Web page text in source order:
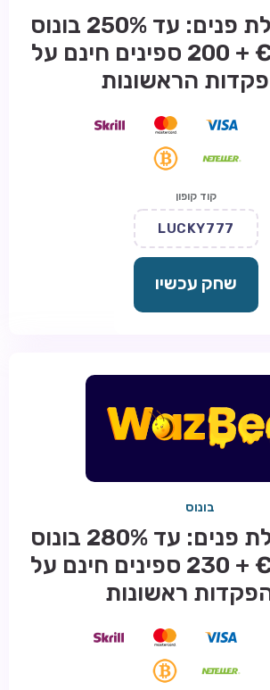
חבילת קבלת פנים: עד 250% בונוס
עד €2,000 + 200 ספינים חינם על
הראשונות
קוד קופון
LUCKY777
שחק עכשיו
בונוס
חבילת קבלת פנים: עד 280% בונוס
עד €2,200 + 230 ספינים חינם על